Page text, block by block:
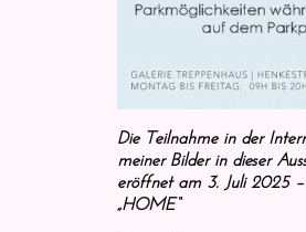
Die Teilnahme in der
meiner Bilder in dieser
eröffnet am 3. Juli 2025
„HOME“